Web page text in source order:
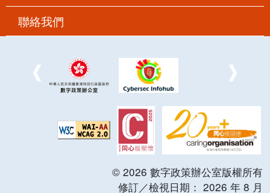
聯絡我們
© 2026 數字政策辦公室版權所有
修訂／檢視日期： 2026 年 8 月